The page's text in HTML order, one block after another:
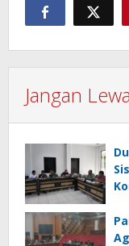
Jangan